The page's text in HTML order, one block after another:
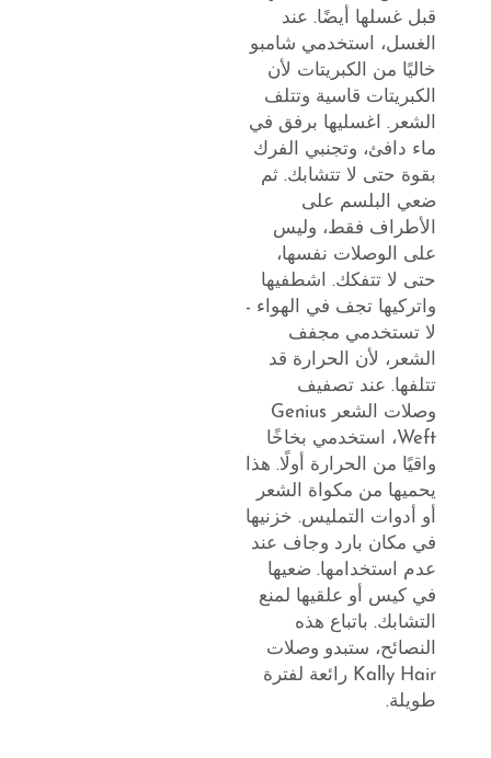
قبل غسلها أيضًا. عند
الغسل، استخدمي شامبو
خاليًا من الكبريتات لأن
الكبريتات قاسية وتتلف
الشعر. اغسليها برفق في
ماء دافئ، وتجنبي الفرك
بقوة حتى لا تتشابك. ثم
ضعي البلسم على
الأطراف فقط، وليس
على الوصلات نفسها،
حتى لا تتفكك. اشطفيها
واتركيها تجف في الهواء -
لا تستخدمي مجفف
الشعر، لأن الحرارة قد
تتلفها. عند تصفيف
وصلات الشعر Genius
Weft، استخدمي بخاخًا
واقيًا من الحرارة أولًا. هذا
يحميها من مكواة الشعر
أو أدوات التمليس. خزنيها
في مكان بارد وجاف عند
عدم استخدامها. ضعيها
في كيس أو علقيها لمنع
التشابك. باتباع هذه
النصائح، ستبدو وصلات
Kally Hair رائعة لفترة
طويلة.